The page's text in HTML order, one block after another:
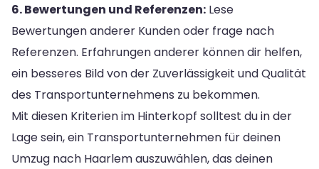
6. Bewertungen und Referenzen: Lese
Bewertungen anderer Kunden oder frage nach
Referenzen. Erfahrungen anderer können dir helfen,
ein besseres Bild von der Zuverlässigkeit und Qualität
des Transportunternehmens zu bekommen.
Mit diesen Kriterien im Hinterkopf solltest du in der
Lage sein, ein Transportunternehmen für deinen
Umzug nach Haarlem auszuwählen, das deinen